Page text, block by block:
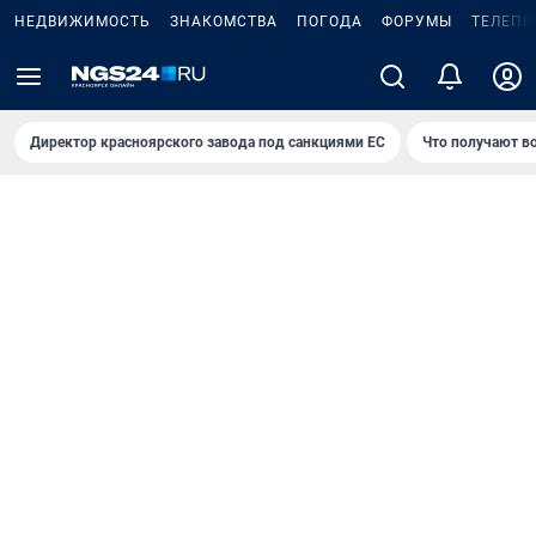
НЕДВИЖИМОСТЬ ЗНАКОМСТВА ПОГОДА ФОРУМЫ
Директор красноярского завода под санкциями ЕС Что получают